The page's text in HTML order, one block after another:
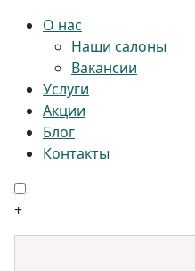
О нас
Наши салоны
Вакансии
Услуги
Акции
Блог
Контакты
+